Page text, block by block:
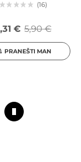
16
5,90 €
€
PRANEŠTI MAN